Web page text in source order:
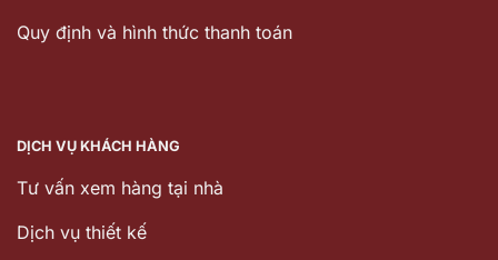
Quy định và hình thức thanh toán
DỊCH VỤ KHÁCH HÀNG
Tư vấn xem hàng tại nhà
Dịch vụ thiết kế